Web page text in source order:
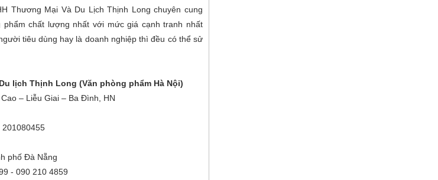
Thương Mại Và Du Lịch Thịnh Long chuyên cung
chất lượng nhất với mức giá cạnh tranh nhất
tiêu dùng hay là doanh nghiệp thì đều có thể sử
lịch Thịnh Long (Văn phòng phẩm Hà Nội)
– Liễu Giai – Ba Đình, HN
201080455
phố Đà Nẵng
- 090 210 4859